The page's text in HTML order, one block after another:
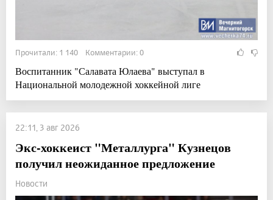
Прочитали: 1 140 Комментарии: 0
Воспитанник "Салавата Юлаева" выступал в
Национальной молодежной хоккейной лиге
22:11, 3 авг 2026
Экс-хоккеист "Металлурга" Кузнецов
получил неожиданное предложение
Новости